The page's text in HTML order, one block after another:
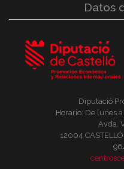
Datos
Diputació
Horario: De lunes
Avda.
12004